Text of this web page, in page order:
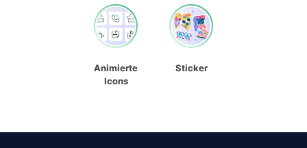
Animierte
Icons
Sticker